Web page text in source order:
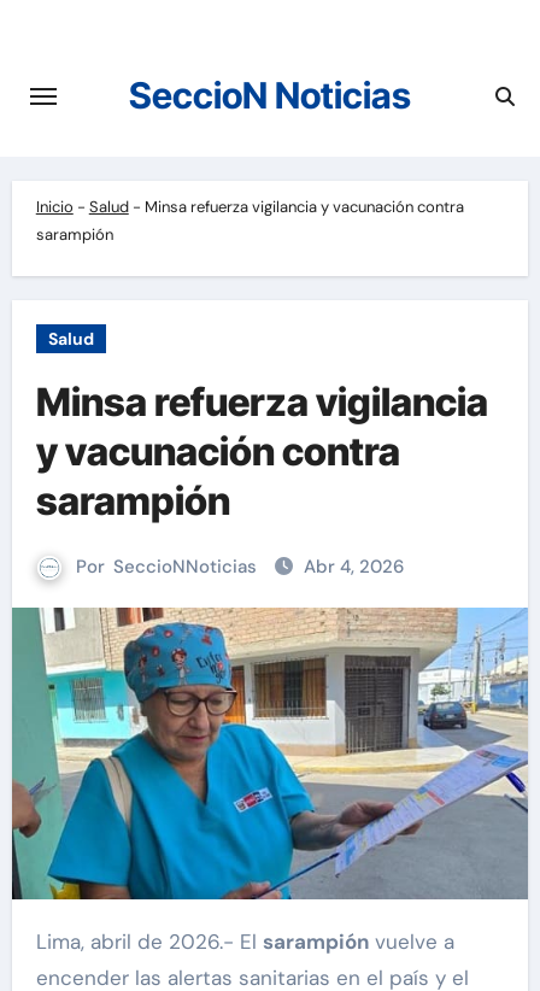
contenido
SeccioN Noticias
Inicio - Salud- Minsa refuerza vigilancia y vacunación contra
sarampión
Salud
Minsa refuerza vigilancia
y vacunación contra
sarampión
Por SeccioNNoticias Abr 4, 2026
Lima, abril de 2026.- El sarampiónvuelve a
encender las alertas sanitarias en el país y el